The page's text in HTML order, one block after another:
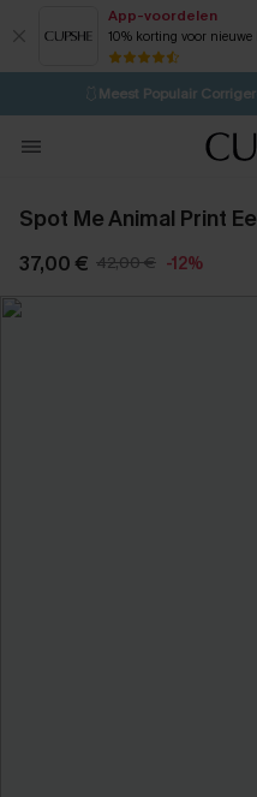
App-voordelen
10% korting voor nieuwe
⚡️LAATSTE KANS
🩱Meest Populair
💌Abonneer je &
Koop 3, krijg 15% korting
Spot Me Animal Print
37,00 € 42,00 € -12%